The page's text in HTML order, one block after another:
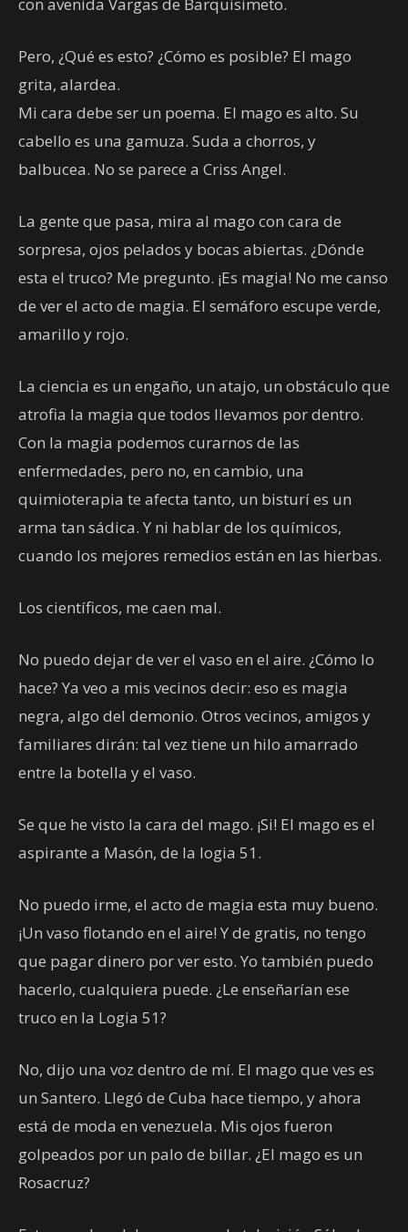
Pero, ¿Qué es esto? ¿Cómo es posible? El mago
grita, alardea.
Mi cara debe ser un poema. El mago es alto. Su
cabello es una gamuza. Suda a chorros, y
balbucea. No se parece a Criss Angel.
La gente que pasa, mira al mago con cara de
sorpresa, ojos pelados y bocas abiertas. ¿Dónde
esta el truco? Me pregunto. ¡Es magia! No me canso
de ver el acto de magia. El semáforo escupe verde,
amarillo y rojo.
La ciencia es un engaño, un atajo, un obstáculo que
atrofia la magia que todos llevamos por dentro.
Con la magia podemos curarnos de las
enfermedades, pero no, en cambio, una
quimioterapia te afecta tanto, un bisturí es un
arma tan sádica. Y ni hablar de los químicos,
cuando los mejores remedios están en las hierbas.
Los científicos, me caen mal.
No puedo dejar de ver el vaso en el aire. ¿Cómo lo
hace? Ya veo a mis vecinos decir: eso es magia
negra, algo del demonio. Otros vecinos, amigos y
familiares dirán: tal vez tiene un hilo amarrado
entre la botella y el vaso.
Se que he visto la cara del mago. ¡Si! El mago es el
aspirante a Masón, de la logia 51.
No puedo irme, el acto de magia esta muy bueno.
¡Un vaso flotando en el aire! Y de gratis, no tengo
que pagar dinero por ver esto. Yo también puedo
hacerlo, cualquiera puede. ¿Le enseñarían ese
truco en la Logia 51?
No, dijo una voz dentro de mí. El mago que ves es
un Santero. Llegó de Cuba hace tiempo, y ahora
está de moda en venezuela. Mis ojos fueron
golpeados por un palo de billar. ¿El mago es un
Rosacruz?